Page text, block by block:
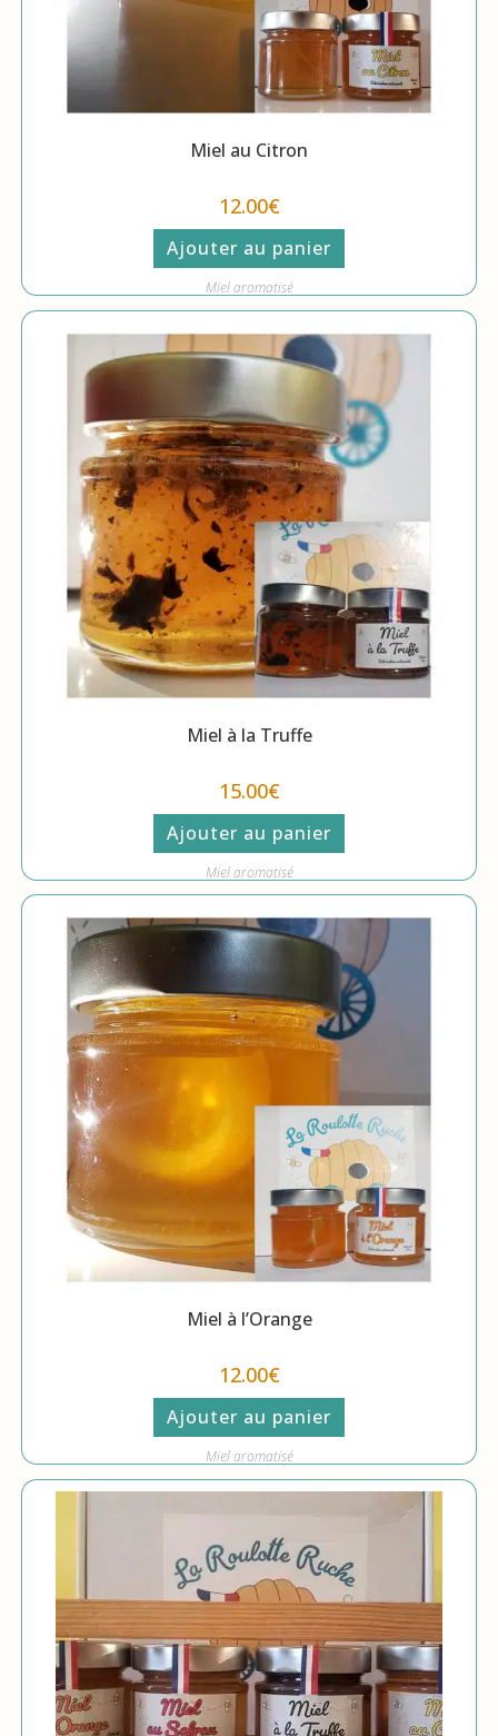
Miel au Citron
12.00€
Ajouter au panier
Miel aromatisé
Miel à la Truffe
15.00€
Ajouter au panier
Miel aromatisé
Miel à l’Orange
12.00€
Ajouter au panier
Miel aromatisé